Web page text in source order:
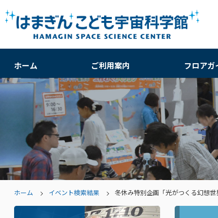
ホーム ご利用案内 フロアガ
ホーム イベント検索結果 冬休み特別企画「光がつくる幻想